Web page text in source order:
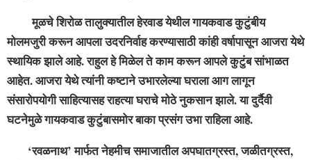
मूळचे शिरोळ तालुक्यातील हेरवाड येथील गायकवाड कुटुंबीय
मोलमजुरी करून आपला उदरनिर्वाह करण्यासाठी कांही वर्षापासून आजरा येथे
स्थायिक झाले आहे. राहुल हे मिळेल ते काम करून आपले कुटुंब सांभाळत
आहेत. आजरा येथे त्यांनी कष्टाने उभारलेल्या घराला आग लागून
संसारोपयोगी साहित्यासह राहत्या घराचे मोठे नुकसान झाले. या दुर्दैवी
घटनेमुळे गायकवाड कुटुंबासमोर बाका प्रसंग उभा राहिला आहे.
‘रवळनाथ’ मार्फत नेहमीच समाजातील अपघातग्रस्त, जळीतग्रस्त,